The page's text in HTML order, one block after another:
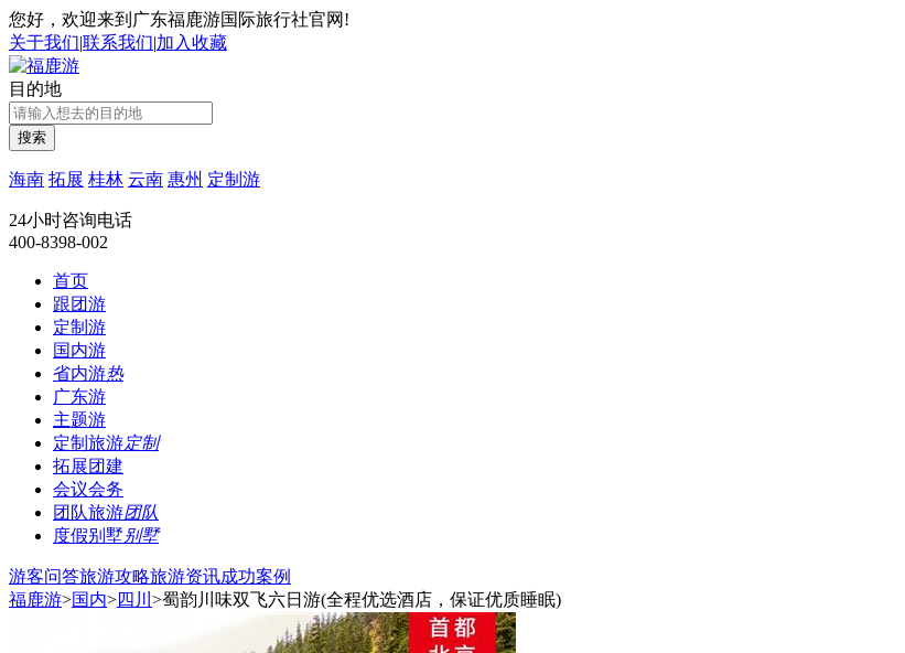
您好，欢迎来到广东福鹿游国际旅行社官网!
关于我们|联系我们|加入收藏
目的地
搜索
海南 拓展 桂林 云南 惠州 定制游
24小时咨询电话
400-8398-002
首页
跟团游
定制游
国内游
省内游热
广东游
主题游
定制旅游定制
拓展团建
会议会务
团队旅游团队
度假别墅别墅
游客问答旅游攻略旅游资讯成功案例
福鹿游>国内>四川 >蜀韵川味双飞六日游(全程优选酒店，保证优质睡眠)